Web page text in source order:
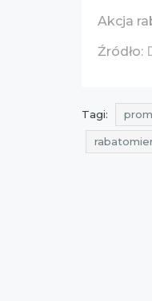
Akcja
Źródło:
Tagi: